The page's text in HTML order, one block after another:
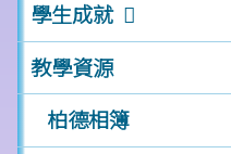
學生成就
教學資源
柏德相簿